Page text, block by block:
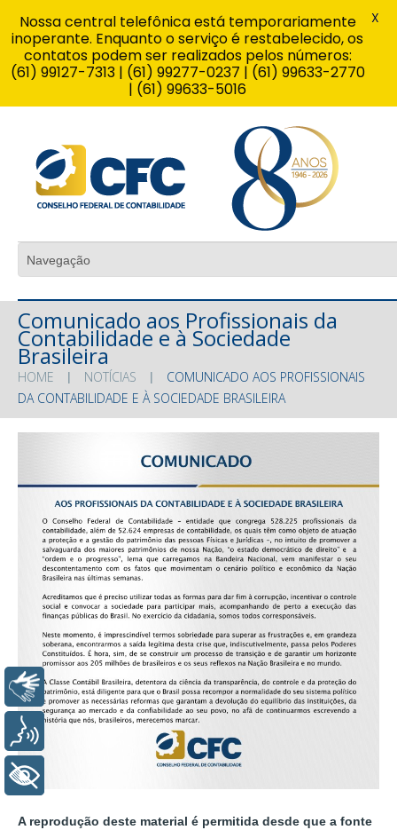
Comunicado aos Profissionais da
Contabilidade e à Sociedade
Brasileira
HOME NOTÍCIAS
COMUNICADO AOS PROFISSIONAIS
DA CONTABILIDADE E À SOCIEDADE BRASILEIRA
A reprodução deste material é permitida desde que a fonte
Nossa central telefônica está temporariamente
inoperante. Enquanto o serviço é restabelecido, os
contatos podem ser realizados pelos números:
(61) 99127-7313 | (61) 99277-0237 | (61) 99633-2770
| (61) 99633-5016
X
Libras